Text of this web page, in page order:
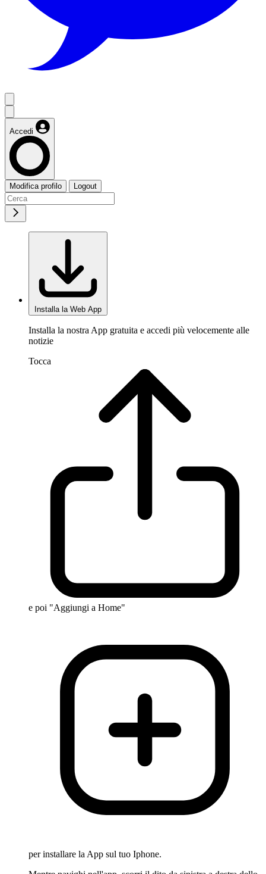
Accedi
Modifica profilo Logout
Installa la Web App
Installa la nostra App gratuita e accedi più velocemente alle
notizie
Tocca
e poi "Aggiungi a Home"
per installare la App sul tuo Iphone.